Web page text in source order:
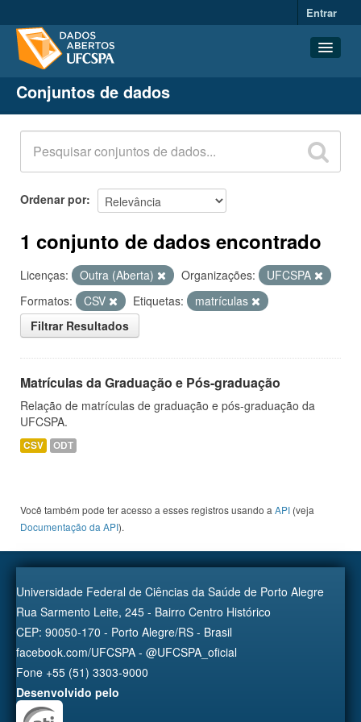
Entrar
Conjuntos de dados
Organizações
Grupos
Sobre
Conjuntos de dados
Ordenar por
1 conjunto de dados encontrado
Licenças: Outra (Aberta) Organizações:
UFCSPA
Formatos:
CSV Etiquetas:
matrículas
Filtrar Resultados
Matrículas da Graduação e Pós-graduação
Relação de matrículas de graduação e pós-graduação da
UFCSPA.
CSV ODT
Você também pode ter acesso a esses registros usando a API (veja
Documentação da API).
Universidade Federal de Ciências da Saúde de Porto Alegre
Rua Sarmento Leite, 245 - Bairro Centro Histórico
CEP: 90050-170 - Porto Alegre/RS - Brasil
facebook.com/UFCSPA - @UFCSPA_oficial
Fone +55 (51) 3303-9000
Desenvolvido pelo